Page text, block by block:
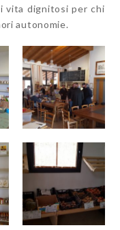
vita dignitosi per chi
autonomie.